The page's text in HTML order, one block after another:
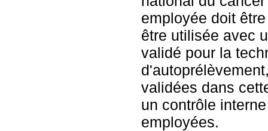
employée doit
être utilisée avec
validé pour la
validées dans
un contrôle
employées.